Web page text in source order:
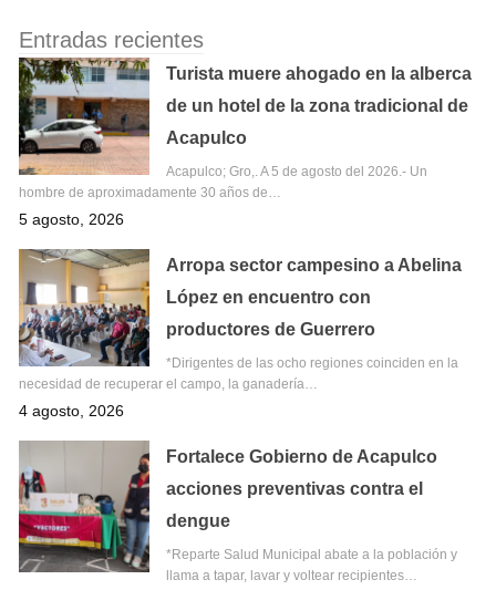
Entradas recientes
Turista muere ahogado en la alberca
de un hotel de la zona tradicional de
Acapulco
Acapulco; Gro,. A 5 de agosto del 2026.- Un
hombre de aproximadamente 30 años de…
5 agosto, 2026
Arropa sector campesino a Abelina
López en encuentro con
productores de Guerrero
*Dirigentes de las ocho regiones coinciden en la
necesidad de recuperar el campo, la ganadería…
4 agosto, 2026
Fortalece Gobierno de Acapulco
acciones preventivas contra el
dengue
*Reparte Salud Municipal abate a la población y
llama a tapar, lavar y voltear recipientes…